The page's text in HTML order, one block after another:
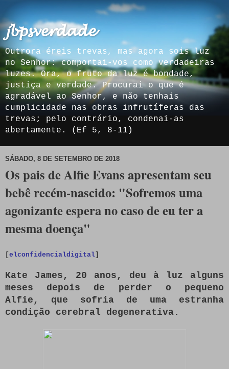
𝓳𝓫𝓹𝓼𝓿𝓮𝓻𝓭𝓪𝓭𝓮
Outrora éreis trevas, mas agora sois luz
no Senhor: comportai-vos como verdadeiras
luzes. Ora, o fruto da luz é bondade,
justiça e verdade. Procurai o que é
agradável ao Senhor, e não tenhais
cumplicidade nas obras infrutíferas das
trevas; pelo contrário, condenai-as
abertamente. (Ef 5, 8-11)
SÁBADO, 8 DE SETEMBRO DE 2018
Os pais de Alfie Evans apresentam seu
bebê recém-nascido: "Sofremos uma
agonizante espera no caso de eu ter a
mesma doença"
[elconfidencialdigital]
Kate James, 20 anos, deu à luz alguns
meses depois de perder o pequeno
Alfie, que sofria de uma estranha
condição cerebral degenerativa.